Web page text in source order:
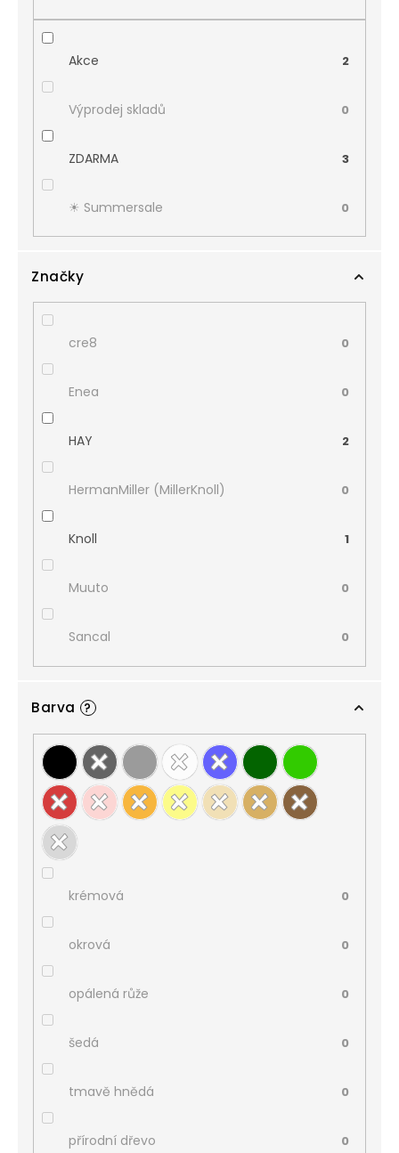
Akce 2
Výprodej skladů 0
ZDARMA 3
☀︎ Summersale 0
Značky
cre8 0
Enea 0
HAY 2
HermanMiller (MillerKnoll) 0
Knoll 1
Muuto 0
Sancal 0
Barva ?
krémová 0
okrová 0
opálená růže 0
šedá 0
tmavě hnědá 0
přírodní dřevo 0